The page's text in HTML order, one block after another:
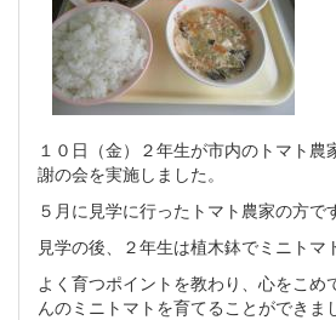
１０日（金）２年生が市内のトマト農
謝の会を実施しました。
５月に見学に行ったトマト農家の方で
見学の後、２年生は植木鉢でミニトマ
よく育つポイントを教わり、心をこめ
んのミニトマトを育てることができま